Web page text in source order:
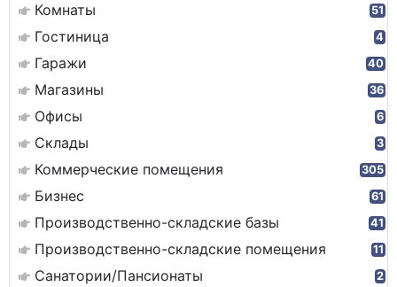
Комнаты 51
Гостиница 4
Гаражи 40
Магазины 36
Офисы 6
Склады 3
Коммерческие помещения 305
Бизнес 61
Производственно-складские базы 41
Производственно-складские помещения 11
Санатории/Пансионаты 2